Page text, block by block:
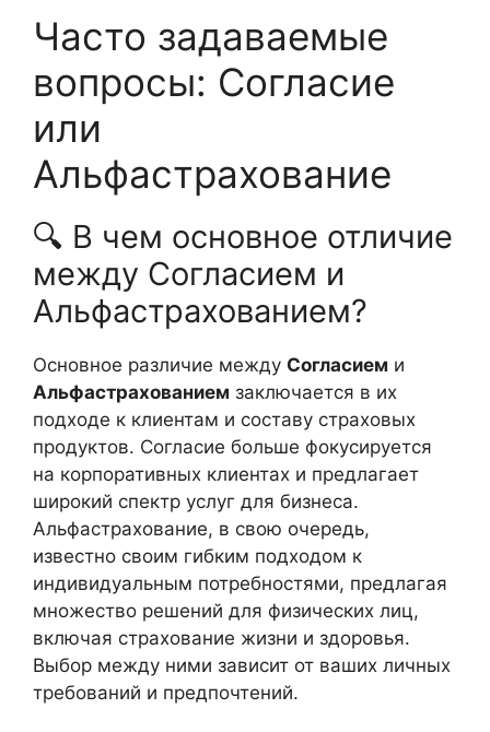
Часто задаваемые
вопросы: Согласие
или
Альфастрахование
🔍 В чем основное отличие
между Согласием и
Альфастрахованием?
Основное различие между Согласием и
Альфастрахованием заключается в их
подходе к клиентам и составу страховых
продуктов. Согласие больше фокусируется
на корпоративных клиентах и предлагает
широкий спектр услуг для бизнеса.
Альфастрахование, в свою очередь,
известно своим гибким подходом к
индивидуальным потребностями, предлагая
множество решений для физических лиц,
включая страхование жизни и здоровья.
Выбор между ними зависит от ваших личных
требований и предпочтений.